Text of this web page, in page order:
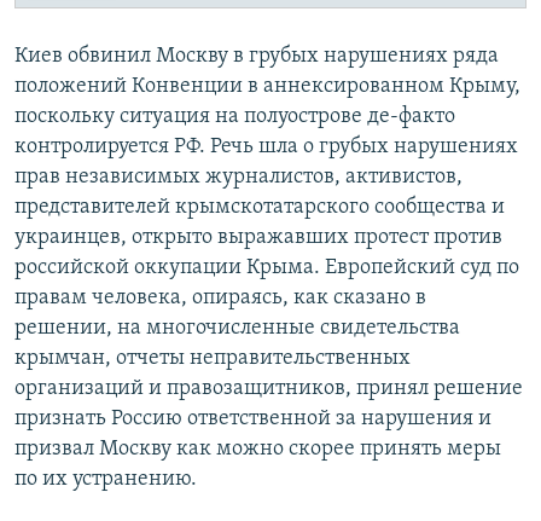
Киев обвинил Москву в грубых нарушениях ряда
положений Конвенции в аннексированном Крыму,
поскольку ситуация на полуострове де-факто
контролируется РФ. Речь шла о грубых нарушениях
прав независимых журналистов, активистов,
представителей крымскотатарского сообщества и
украинцев, открыто выражавших протест против
российской оккупации Крыма. Европейский суд по
правам человека, опираясь, как сказано в
решении, на многочисленные свидетельства
крымчан, отчеты неправительственных
организаций и правозащитников, принял решение
признать Россию ответственной за нарушения и
призвал Москву как можно скорее принять меры
по их устранению.